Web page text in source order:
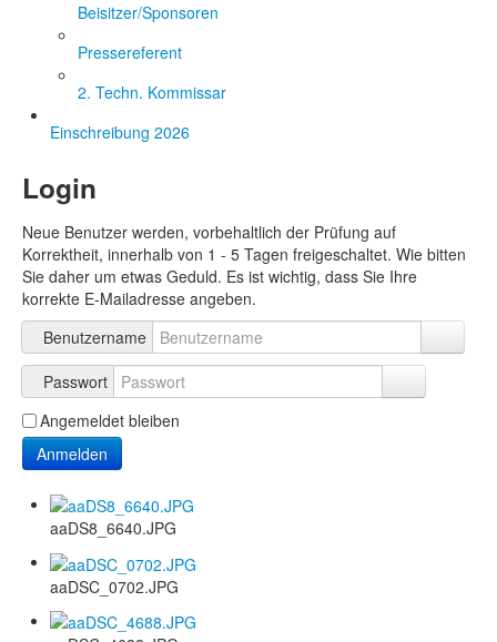
Beisitzer/Sponsoren
Pressereferent
2. Techn. Kommissar
Einschreibung 2026
Login
Neue Benutzer werden, vorbehaltlich der Prüfung auf
Korrektheit, innerhalb von 1 - 5 Tagen freigeschaltet. Wie bitten
Sie daher um etwas Geduld. Es ist wichtig, dass Sie Ihre
korrekte E-Mailadresse angeben.
Benutzername
Passwort
Angemeldet bleiben
Anmelden
aaDS8_6640.JPG
aaDSC_0702.JPG